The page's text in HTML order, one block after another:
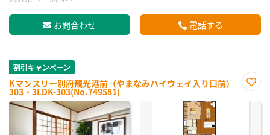
お問合わせ 電話する
割引キャンペーン
Kマンスリー別府観光港前（やまなみハイウェイ入り口前）
303・3LDK-303(No.749581)
に入